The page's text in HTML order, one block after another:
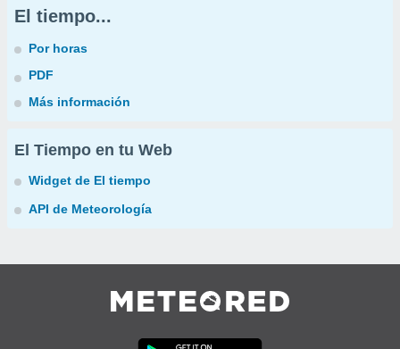
El tiempo...
Por horas
PDF
Más información
El Tiempo en tu Web
Widget de El tiempo
API de Meteorología